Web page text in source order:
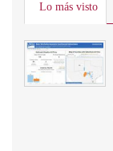
Lo más visto